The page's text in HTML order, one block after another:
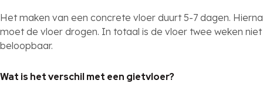
Het maken van een concrete vloer duurt 5-7 dagen. Hierna
moet de vloer drogen. In totaal is de vloer twee weken niet
beloopbaar.
Wat is het verschil met een gietvloer?